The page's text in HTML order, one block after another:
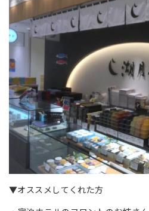
▼オススメしてくれた方